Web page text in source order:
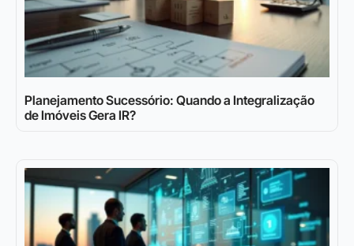
Planejamento Sucessório: Quando a Integralização
de Imóveis Gera IR?